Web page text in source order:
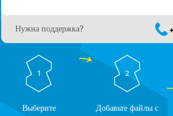
Нужна поддержка?
1
Выберите
2
Добавьте файлы с